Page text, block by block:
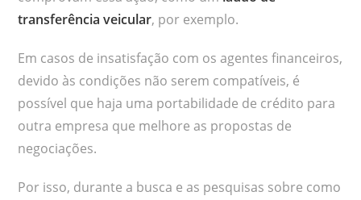
transferência veicular, por exemplo.
Em casos de insatisfação com os agentes financeiros,
devido às condições não serem compatíveis, é
possível que haja uma portabilidade de crédito para
outra empresa que melhore as propostas de
negociações.
Por isso, durante a busca e as pesquisas sobre como